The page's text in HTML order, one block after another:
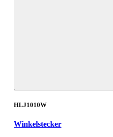
HLJ1010W
Winkelstecker